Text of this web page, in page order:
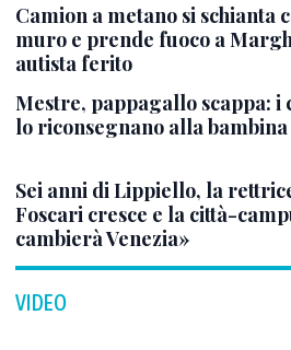
Camion a metano si schianta
muro e prende fuoco a
autista ferito
Mestre, pappagallo scappa: i
lo riconsegnano alla bambina
Sei anni di Lippiello, la
Foscari cresce e la città-
cambierà Venezia»
VIDEO